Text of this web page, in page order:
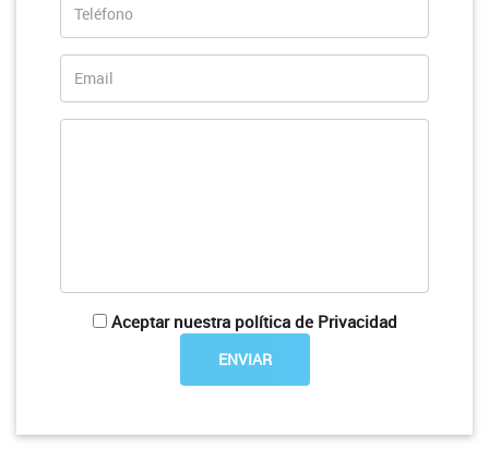
Aceptar nuestra política de Privacidad